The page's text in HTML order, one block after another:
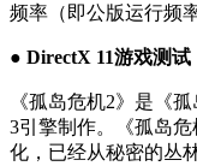
频率（即公版运行频
● DirectX 11游戏测试
《孤岛危机2》是《
3引擎制作。《孤岛
化，已经从秘密的丛